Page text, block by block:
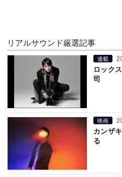
リアルサウンド厳選記事
連載
ロック
司
映画
カンザ
る